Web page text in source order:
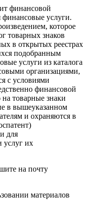
финансовой
финансовые услуги.
которое
товарных знаков
в открытых реестрах
подобранным
услуги из каталога
организациями,
с условиями
финансовой
товарные знаки
в вышеуказанном
и охраняются в
для
услуг их
на почту
материалов